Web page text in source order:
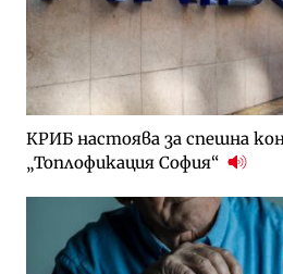
КРИБ настоява за спешна
„Топлофикация София“